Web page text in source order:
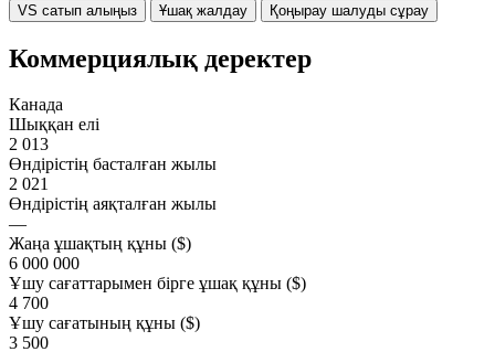
VS сатып алыңыз Ұшақ жалдау Қоңырау шалуды сұрау
Коммерциялық деректер
Канада
Шыққан елі
2 013
Өндірістің басталған жылы
2 021
Өндірістің аяқталған жылы
—
Жаңа ұшақтың құны ($)
6 000 000
Ұшу сағаттарымен бірге ұшақ құны ($)
4 700
Ұшу сағатының құны ($)
3 500